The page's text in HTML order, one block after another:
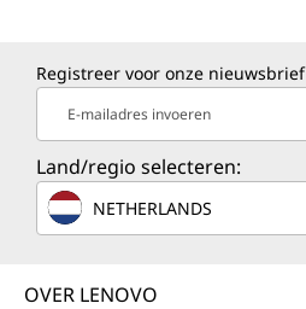
Registreer voor onze nieuwsbrief
E-mailadres invoeren
Land/regio selecteren:
NETHERLANDS
OVER LENOVO